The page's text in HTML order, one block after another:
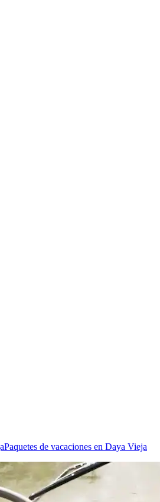
Paquetes de vacaciones en Daya Vieja